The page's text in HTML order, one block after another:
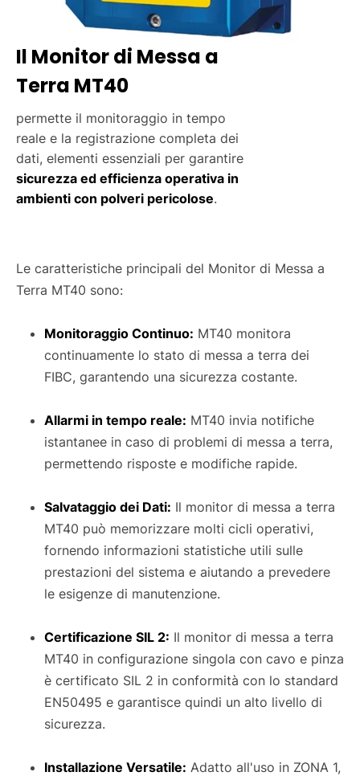
Il Monitor di Messa a
Terra MT40
permette il monitoraggio in tempo
reale e la registrazione completa dei
dati, elementi essenziali per garantire
sicurezza ed efficienza operativa in
ambienti con polveri pericolose.
Le caratteristiche principali del Monitor di Messa a
Terra MT40 sono:
Monitoraggio Continuo: MT40 monitora
continuamente lo stato di messa a terra dei
FIBC, garantendo una sicurezza costante.
Allarmi in tempo reale: MT40 invia notifiche
istantanee in caso di problemi di messa a terra,
permettendo risposte e modifiche rapide.
Salvataggio dei Dati: Il monitor di messa a terra
MT40 può memorizzare molti cicli operativi,
fornendo informazioni statistiche utili sulle
prestazioni del sistema e aiutando a prevedere
le esigenze di manutenzione.
Certificazione SIL 2: Il monitor di messa a terra
MT40 in configurazione singola con cavo e pinza
è certificato SIL 2 in conformità con lo standard
EN50495 e garantisce quindi un alto livello di
sicurezza.
Installazione Versatile: Adatto all'uso in ZONA 1,